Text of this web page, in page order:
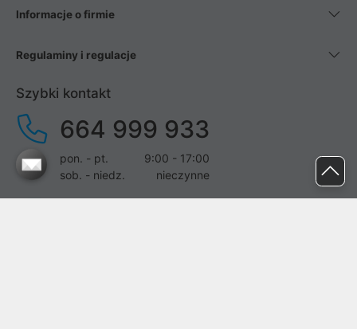
Informacje o firmie
Regulaminy i regulacje
Szybki kontakt
664 999 933
pon. - pt.
9:00 - 17:00
sob. - niedz.
nieczynne